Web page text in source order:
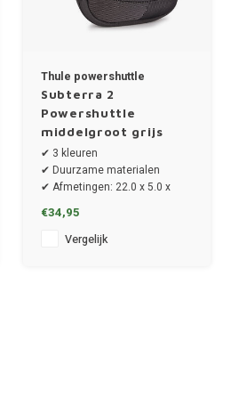
Thule powershuttle
Subterra 2
Powershuttle
middelgroot grijs
✔ 3 kleuren
✔ Duurzame materialen
✔ Afmetingen: 22.0 x 5.0 x
€34,95
Vergelijk